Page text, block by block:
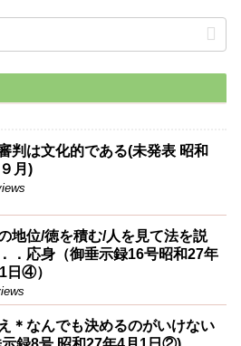
判は文化的である(未発表 昭和
月)
地位/徳を積む/人を見て法を説
．応身（御垂示録16号昭和27年
日④）
＊なんでも決めるのがいけない